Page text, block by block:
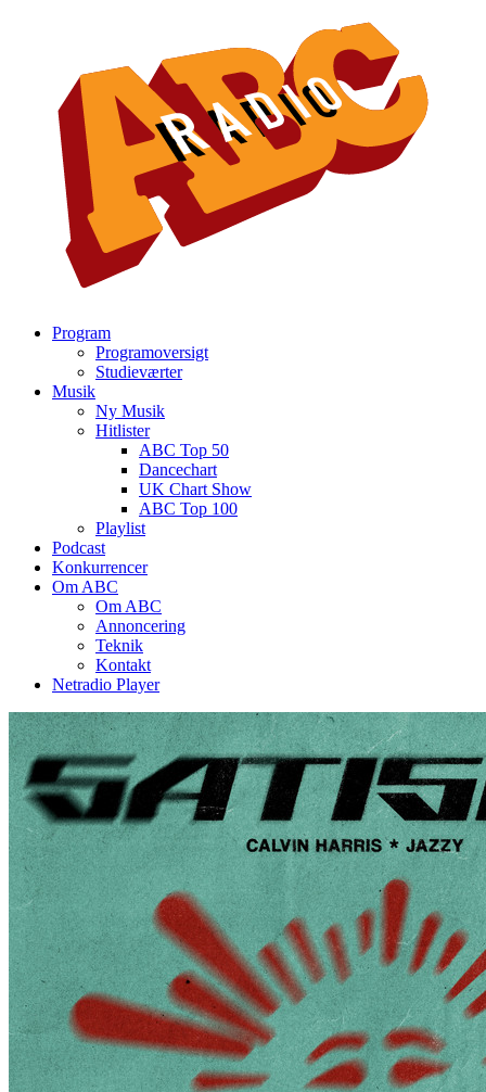
Program
Programoversigt
Studieværter
Musik
Ny Musik
Hitlister
ABC Top 50
Dancechart
UK Chart Show
ABC Top 100
Playlist
Podcast
Konkurrencer
Om ABC
Om ABC
Annoncering
Teknik
Kontakt
Netradio Player